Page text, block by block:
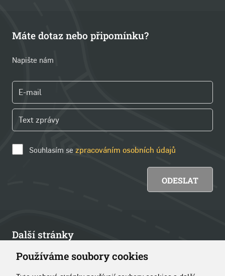
Používáme soubory cookies
Máte dotaz nebo připomínku?
Napište nám
Souhlasím se zpracováním osobních údajů
Další stránky
Články